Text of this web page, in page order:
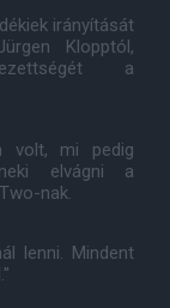
irányítását
Klopptól,
a
volt, mi pedig
elvágni a
nak.
lenni. Mindent